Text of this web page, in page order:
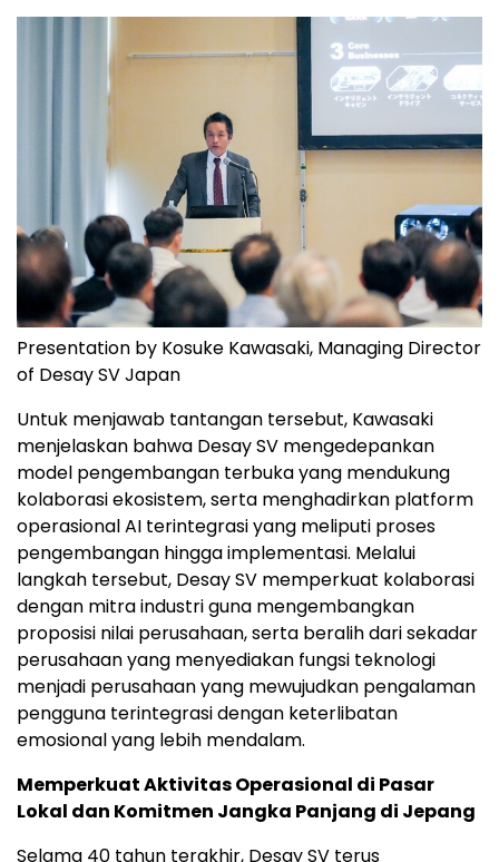
Presentation by Kosuke Kawasaki, Managing Director
of Desay SV Japan
Untuk menjawab tantangan tersebut, Kawasaki
menjelaskan bahwa Desay SV mengedepankan
model pengembangan terbuka yang mendukung
kolaborasi ekosistem, serta menghadirkan platform
operasional AI terintegrasi yang meliputi proses
pengembangan hingga implementasi. Melalui
langkah tersebut, Desay SV memperkuat kolaborasi
dengan mitra industri guna mengembangkan
proposisi nilai perusahaan, serta beralih dari sekadar
perusahaan yang menyediakan fungsi teknologi
menjadi perusahaan yang mewujudkan pengalaman
pengguna terintegrasi dengan keterlibatan
emosional yang lebih mendalam.
Memperkuat Aktivitas Operasional di Pasar
Lokal dan Komitmen Jangka Panjang di Jepang
Selama 40 tahun terakhir, Desay SV terus